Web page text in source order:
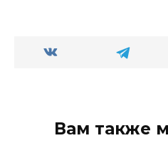
Вам также